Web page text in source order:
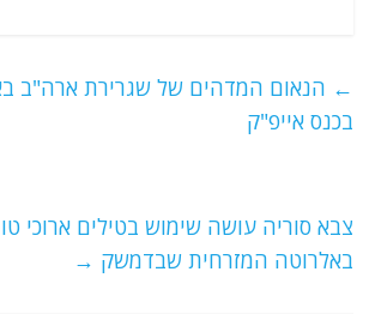
s
A
g
l
er
e
k
← הנאום המדהים של שגרירת ארה"ב
בכנס אייפ"ק
צבא סוריה עושה שימוש בטילים ארוכי
באלרוטה המזרחית שבדמשק →